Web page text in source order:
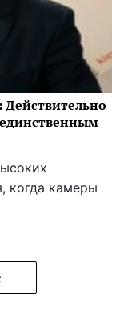
Действительно
когда камеры